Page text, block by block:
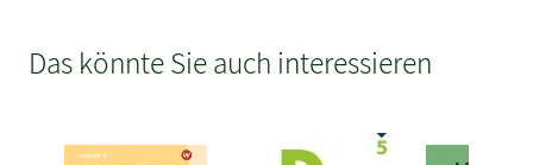
Das könnte Sie auch interessieren